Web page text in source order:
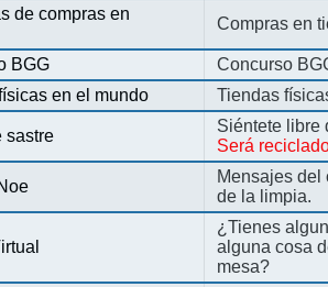
de compras en
Compras en
BGG
Concurso
en el mundo
Tiendas
sastre
Siéntete libre
Será
Mensajes del
de la limpia.
¿Tienes
alguna cosa
mesa?